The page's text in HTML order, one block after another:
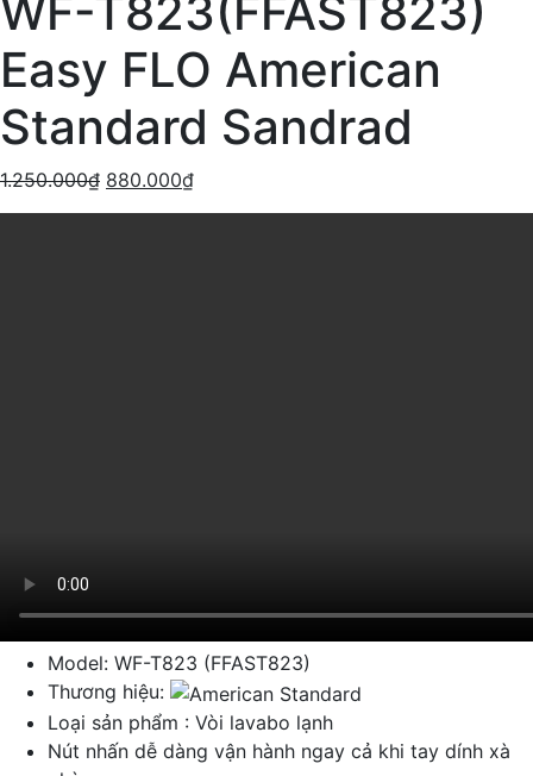
WF-T823(FFAST823)
Easy FLO American
Standard Sandrad
1.250.000₫ 880.000₫
Model: WF-T823 (FFAST823)
Thương hiệu:
Loại sản phẩm : Vòi lavabo lạnh
Nút nhấn dễ dàng vận hành ngay cả khi tay dính xà